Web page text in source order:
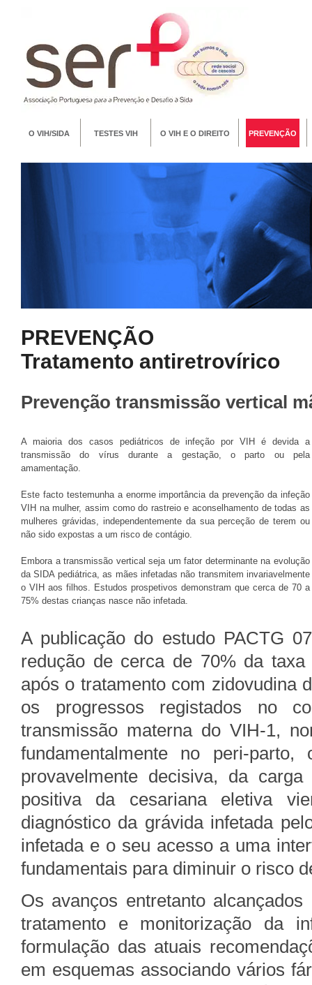
O VIH/SIDA TESTES VIH O VIH E O DIREITO PREVENÇÃO
PREVENÇÃO
Tratamento antiretrovírico
Prevenção transmissão vertical
A maioria dos casos pediátricos de infeção por VIH é devida a
transmissão do vírus durante a gestação, o parto ou pela
amamentação.
Este facto testemunha a enorme importância da prevenção da infeção
VIH na mulher, assim como do rastreio e aconselhamento de todas as
mulheres grávidas, independentemente da sua perceção de terem ou
não sido expostas a um risco de contágio.
Embora a transmissão vertical seja um fator determinante na evolução
da SIDA pediátrica, as mães infetadas não transmitem invariavelmente
o VIH aos filhos. Estudos prospetivos demonstram que cerca de 70 a
75% destas crianças nasce não infetada.
A publicação do estudo PACTG
redução de cerca de 70% da
após o tratamento com zidovudina
os progressos registados no
transmissão materna do VIH-1,
fundamentalmente no peri-
provavelmente decisiva, da
positiva da cesariana eletiva
diagnóstico da grávida infetada
infetada e o seu acesso a uma
fundamentais para diminuir o risco
Os avanços entretanto
tratamento e monitorização da
formulação das atuais
em esquemas associando vários